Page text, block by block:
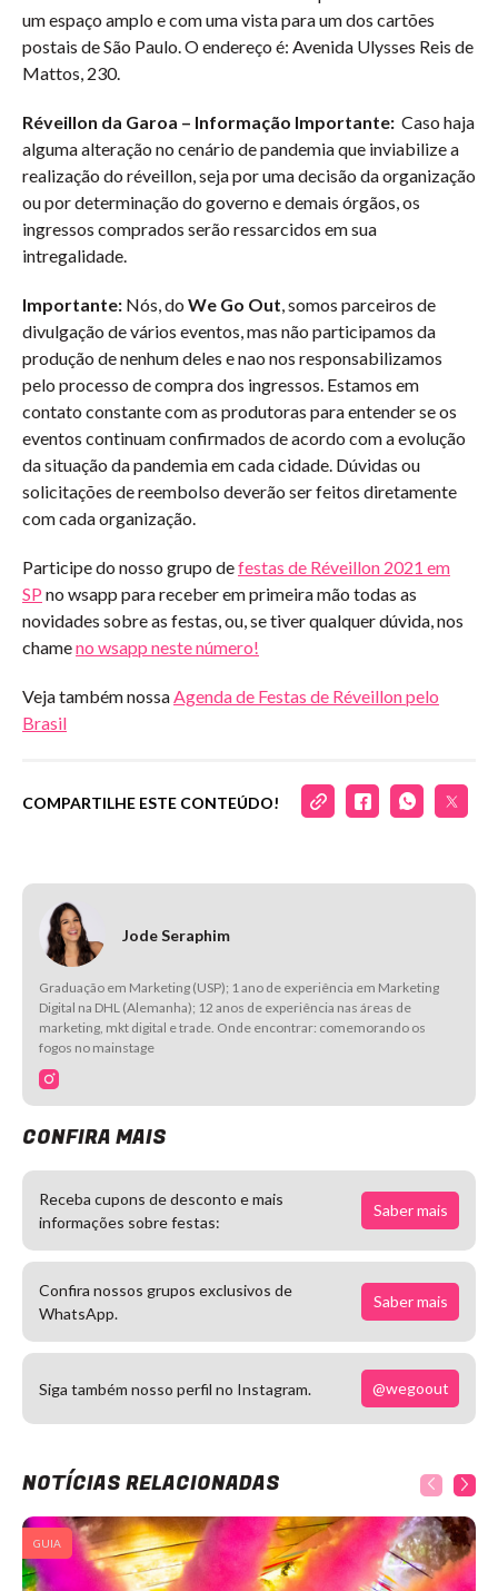
um espaço amplo e com uma vista para um dos cartões
postais de São Paulo. O endereço é: Avenida Ulysses Reis de
Mattos, 230.
Réveillon da Garoa – Informação Importante: Caso haja
alguma alteração no cenário de pandemia que inviabilize a
realização do réveillon, seja por uma decisão da organização
ou por determinação do governo e demais órgãos, os
ingressos comprados serão ressarcidos em sua
intregalidade.
Importante: Nós, do We Go Out, somos parceiros de
divulgação de vários eventos, mas não participamos da
produção de nenhum deles e nao nos responsabilizamos
pelo processo de compra dos ingressos. Estamos em
contato constante com as produtoras para entender se os
eventos continuam confirmados de acordo com a evolução
da situação da pandemia em cada cidade. Dúvidas ou
solicitações de reembolso deverão ser feitos diretamente
com cada organização.
Participe do nosso grupo defestas de Réveillon 2021 em
SP no wsapp para receber em primeira mão todas as
novidades sobre as festas, ou, se tiver qualquer dúvida, nos
chameno wsapp neste número!
Veja também nossaAgenda de Festas de Réveillon pelo
Brasil
COMPARTILHE ESTE CONTEÚDO!
Jode Seraphim
Graduação em Marketing (USP); 1 ano de experiência em Marketing
Digital na DHL (Alemanha); 12 anos de experiência nas áreas de
marketing, mkt digital e trade. Onde encontrar: comemorando os
fogos no mainstage
CONFIRA MAIS
Receba cupons de desconto e mais
informações sobre festas:
Saber mais
Confira nossos grupos exclusivos de
WhatsApp.
Saber mais
Siga também nosso perfil no Instagram. @wegoout
NOTÍCIAS RELACIONADAS
GUIA